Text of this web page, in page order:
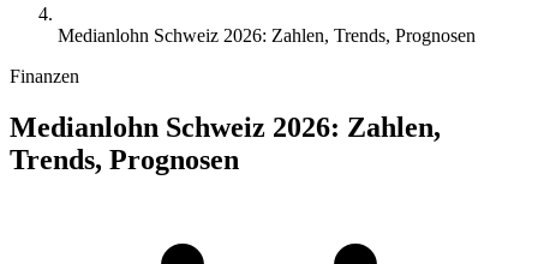
Medianlohn Schweiz 2026: Zahlen, Trends, Prognosen
Finanzen
Medianlohn Schweiz 2026: Zahlen,
Trends, Prognosen